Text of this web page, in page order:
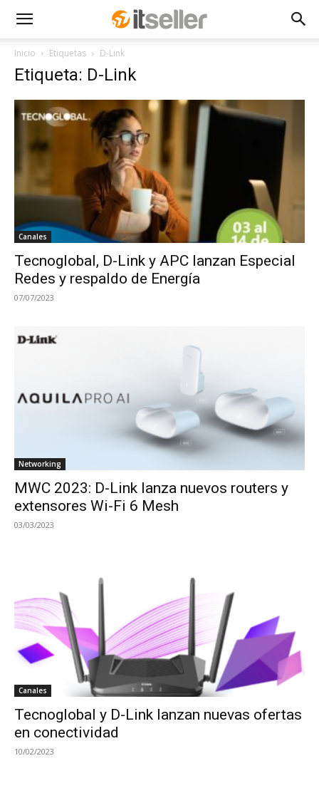
Inicio Etiquetas D-Link
Etiqueta: D-Link
Canales
Tecnoglobal, D-Link y APC lanzan Especial
Redes y respaldo de Energía
07/07/2023
Networking
MWC 2023: D-Link lanza nuevos routers y
extensores Wi-Fi 6 Mesh
03/03/2023
Canales
Tecnoglobal y D-Link lanzan nuevas ofertas
en conectividad
10/02/2023